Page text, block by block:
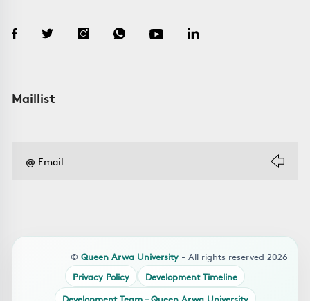
Maillist
© Queen Arwa University - All rights reserved 2026
Privacy Policy
Development Timeline
Development Team – Queen Arwa University